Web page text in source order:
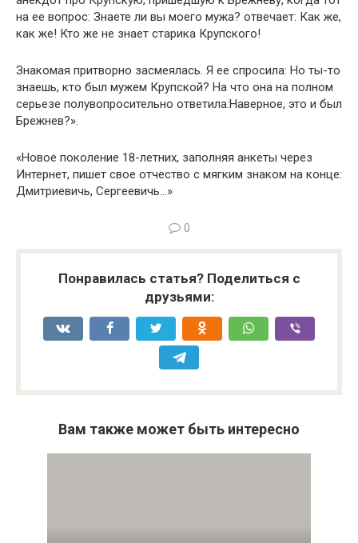
на ее вопрос: Знаете ли вы моего мужа? отвечает: Как же,
как же! Кто же не знает старика Крупского!
Знакомая притворно засмеялась. Я ее спросила: Но ты-то
зна­ешь, кто был мужем Крупской? На что она на полном
серьезе по­лувопросительно ответила:Наверное, это и был
Брежнев?».
«Новое поколение 18-летних, заполняя анкеты через
Интернет, пишет свое отчество с мягким знаком на конце:
Дмитриевичь, Сергеевичь…»
0
Понравилась статья? Поделиться с
друзьями:
Вам также может быть интересно